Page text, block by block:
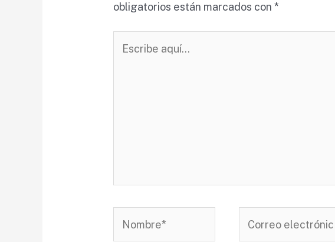
obligatorios están marcados con*
aquí...
electrónico*